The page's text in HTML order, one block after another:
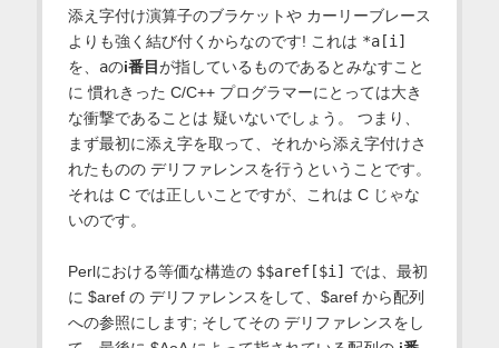
添え字付け演算子のブラケットや カーリーブレース
よりも強く結び付くからなのです! これは *a[i]
を、 aのi番目が指しているものであるとみなすこと
に 慣れきった C/C++ プログラマーにとっては大き
な衝撃であることは 疑いないでしょう。 つまり、
まず最初に添え字を取って、それから添え字付けさ
れたものの デリファレンスを行うということです。
それは C では正しいことですが、これは C じゃな
いのです。
Perlにおける等価な構造の $$aref[$i] では、最初
に $aref の デリファレンスをして、$aref から配列
への参照にします; そしてその デリファレンスをし